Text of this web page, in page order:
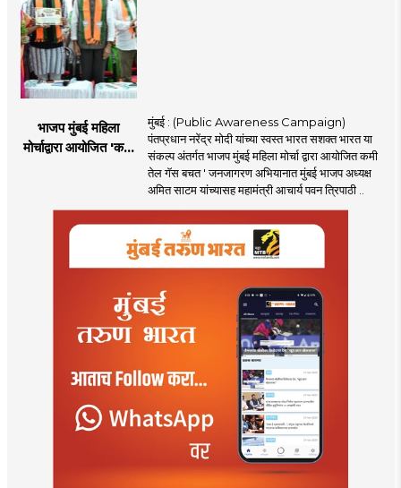
भाजप मुंबई महिला
मोर्चाद्वारा आयोजित 'कमी
मुंबई : (Public Awareness Campaign)
पंतप्रधान नरेंद्र मोदी यांच्या स्वस्त भारत सशक्त भारत या
संकल्प अंतर्गत भाजप मुंबई महिला मोर्चा द्वारा आयोजित कमी
तेल गॅस बचत ' जनजागरण अभियानात मुंबई भाजप अध्यक्ष
अमित साटम यांच्यासह महामंत्री आचार्य पवन त्रिपाठी ..